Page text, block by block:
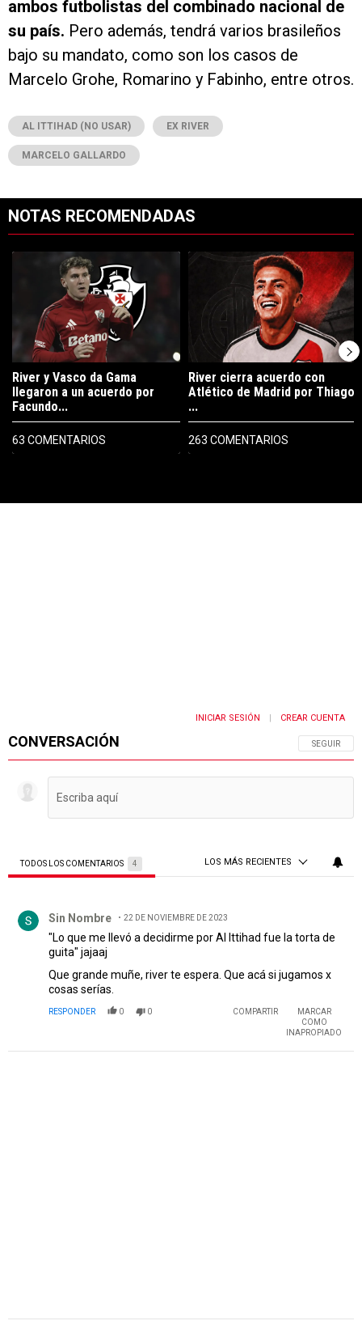
ambos futbolistas del combinado nacional de
su país. Pero además, tendrá varios brasileños
bajo su mandato, como son los casos de
Marcelo Grohe, Romarino y Fabinho, entre otros.
AL ITTIHAD (NO USAR) EX RIVER
MARCELO GALLARDO
NOTAS RECOMENDADAS
Un artículo de tendencia con el título "River y Vasco da Gama
River y Vasco da Gama
llegaron a un acuerdo por
Facundo...
63 COMENTARIOS
Un artículo de tendencia con el
River cierra acuerdo con
Atlético de Madrid por Thiago
...
263 COMENTARIOS
CONVERSACIÓN SIGA ESTA
SEGUIR
INICIAR SESIÓN CREAR CUENTA
TODOS LOS COMENTARIOS 4 LOS MÁS RECIENTES
Sin Nombre 22 DE NOVIEMBRE DE 2023
"Lo que me llevó a decidirme por Al Ittihad fue la torta de
guita" jajaaj
Que grande muñe, river te espera. Que acá si jugamos x
cosas serías.
RESPONDER 0 0 COMPARTIR
MARCAR
COMO
INAPROPIADO